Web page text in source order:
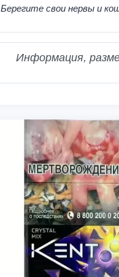
Берегите свои нервы и
Информация,